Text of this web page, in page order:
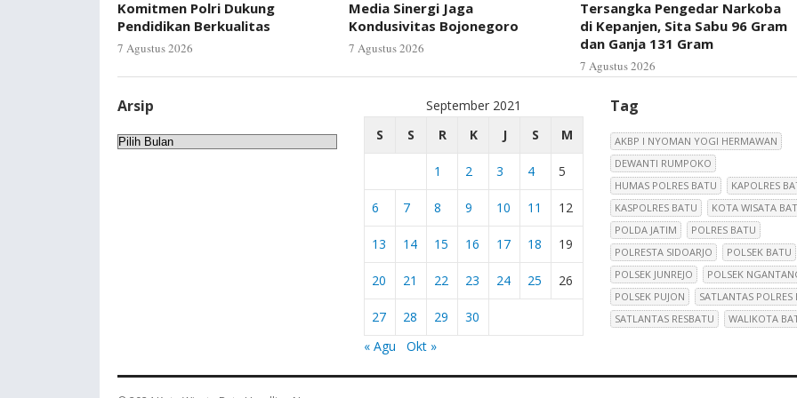
Komitmen Polri Dukung
Pendidikan Berkualitas
7 Agustus 2026
Media Sinergi Jaga
Kondusivitas Bojonegoro
7 Agustus 2026
Tersangka Pengedar Narkoba
di Kepanjen, Sita Sabu 96 Gram
dan Ganja 131 Gram
7 Agustus 2026
Arsip
Arsip
September 2021
S
S R K J S M
1 2 3 4 5
6 7 8 9 10 11 12
13 14 15 16 17 18 19
20 21 22 23 24 25 26
27 28 29
30
« Agu
Okt »
Tag
AKBP I NYOMAN YOGI HERMAWAN
DEWANTI RUMPOKO
HUMAS POLRES BATU
KAPOLRES
KASPOLRES BATU
KOTA WISATA
POLDA JATIM
POLRES BATU
POLRESTA SIDOARJO
POLSEK BATU
POLSEK JUNREJO
POLSEK
POLSEK PUJON
SATLANTAS POLRES
SATLANTAS RESBATU
WALIKOTA